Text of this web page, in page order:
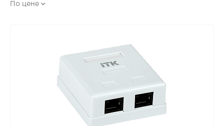
По цене